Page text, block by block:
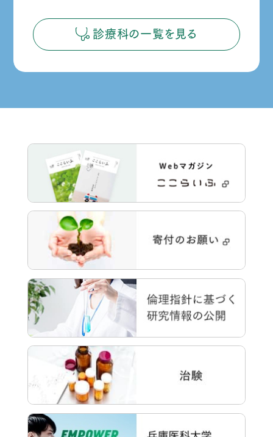
診療科の一覧を見る